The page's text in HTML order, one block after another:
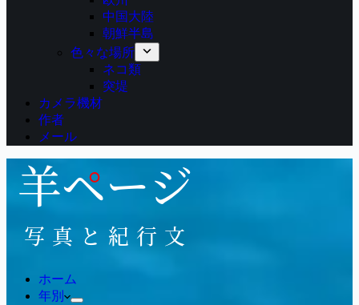
中国大陸
朝鮮半島
色々な場所
ネコ類
突堤
カメラ機材
作者
メール
ホーム
年別